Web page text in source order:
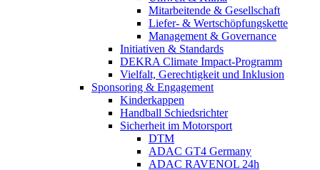
Mitarbeitende & Gesellschaft
Liefer- & Wertschöpfungskette
Management & Governance
Initiativen & Standards
DEKRA Climate Impact-Programm
Vielfalt, Gerechtigkeit und Inklusion​
Sponsoring & Engagement
Kinderkappen
Handball Schiedsrichter
Sicherheit im Motorsport
DTM
ADAC GT4 Germany
ADAC RAVENOL 24h